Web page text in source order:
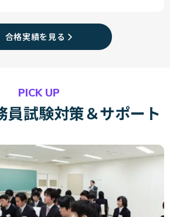
合格実績を見る
員試験対策＆サポート
PICK UP